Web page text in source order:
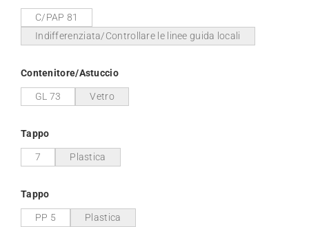
C/PAP 81
Indifferenziata/Controllare le linee guida locali
Contenitore/Astuccio
GL 73 Vetro
Tappo
7 Plastica
Tappo
PP 5 Plastica